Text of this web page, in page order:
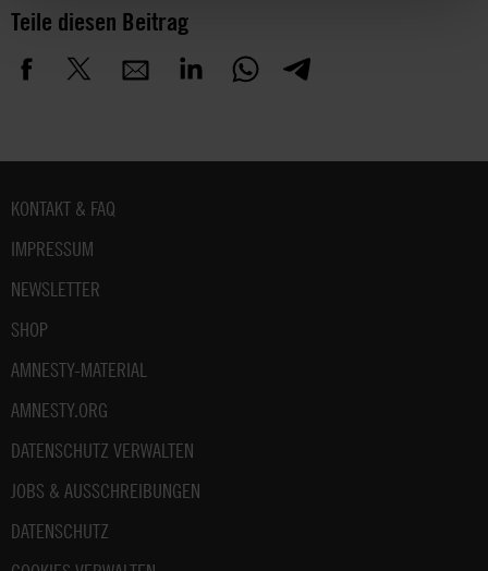
Teile diesen Beitrag
Fußbereich
KONTAKT & FAQ
IMPRESSUM
NEWSLETTER
SHOP
AMNESTY-MATERIAL
AMNESTY.ORG
DATENSCHUTZ VERWALTEN
JOBS & AUSSCHREIBUNGEN
DATENSCHUTZ